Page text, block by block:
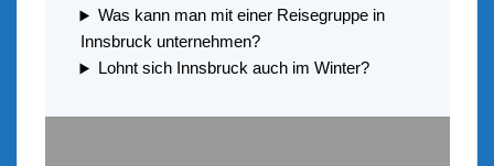
Was kann man mit einer Reisegruppe in
Innsbruck unternehmen?
Lohnt sich Innsbruck auch im Winter?